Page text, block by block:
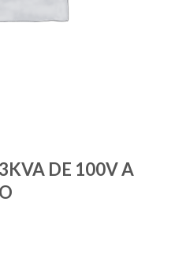
DE 100V A